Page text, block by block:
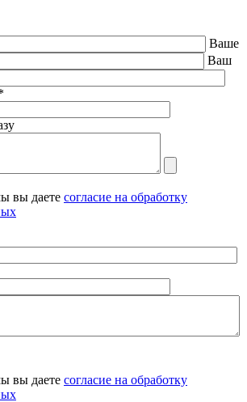
Ваше
Ваш
вы даете согласие на обработку
вы даете согласие на обработку